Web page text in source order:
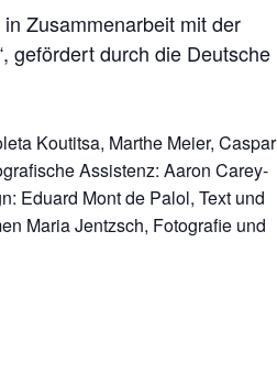
Zusammenarbeit mit der
gefördert durch die Deutsche
Koutitsa, Marthe Meier, Caspar
Assistenz: Aaron Carey-
Eduard Mont de Palol, Text und
Maria Jentzsch, Fotografie und